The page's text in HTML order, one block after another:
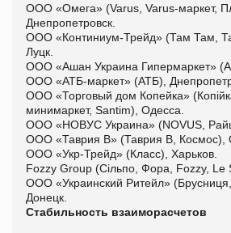
ООО «Омега» (Varus, Varus-маркет,
Днепропетровск.
ООО «Континиум-Трейд» (Там Там,
Луцк.
ООО «Ашан Украина Гипермаркет»
ООО «АТБ-маркет» (АТБ),
ООО «Торговый дом Копейка»
минимаркет, Santim), Одесса.
ООО «НОВУС Украина» (NOVUS,
ООО «Таврия В» (Таврия В, Космос),
ООО «Укр-Трейд» (Класс), Харьков.
Fozzy Group (Сільпо, Фора, Fozzy, Le
ООО «Украинский Ритейл» (Брусниця,
Донецк.
Стабильность взаиморасчетов